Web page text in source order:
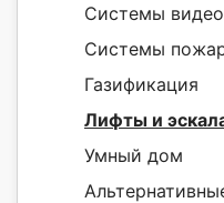
Системы
Системы
Газификация
Лифты и
Умный дом